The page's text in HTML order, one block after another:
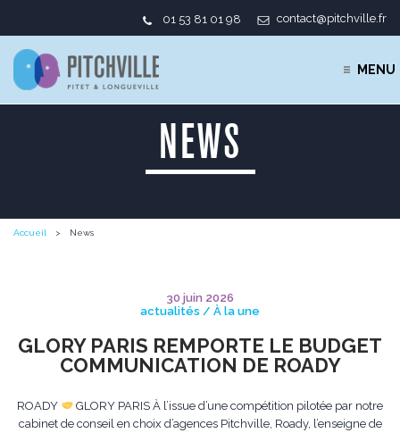
01 53 81 01 98 contact@pitchville.fr
MENU
NEWS
Accueil News
30 juin 2026
actualités / À la une
GLORY PARIS REMPORTE LE BUDGET
COMMUNICATION DE ROADY
ROADY
GLORY PARIS À l’issue d’une compétition pilotée par notre
cabinet de conseil en choix d’agences Pitchville, Roady, l’enseigne de